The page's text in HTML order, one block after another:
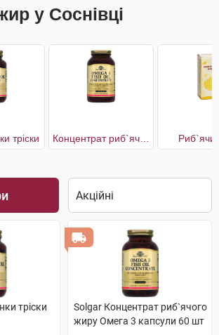
у Соснівці
тріски
тріски
Solgar Концентрат риб`ячого
жиру Омега 3 капсули 60 шт